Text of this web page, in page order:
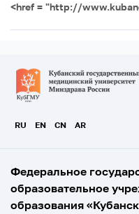
<href = "http://
RU EN CN AR
Федеральное
образовательное
образования